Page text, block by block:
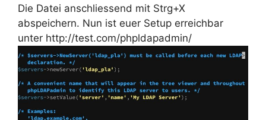
Die Datei anschliessend mit Strg+X
abspeichern. Nun ist euer Setup erreichbar
unter http://test.com/phpldapadmin/